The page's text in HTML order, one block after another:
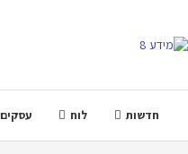
חדשות לוח עסקים